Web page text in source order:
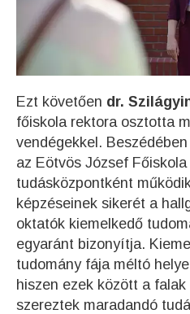
Ezt követően dr.
főiskola rektora osztotta
vendégekkel.
az Eötvös József
tudásközpontként
képzéseinek sikerét a
oktatók kiemelkedő
egyaránt bizonyítja.
tudomány fája méltó
hiszen ezek között a
szereztek maradandó